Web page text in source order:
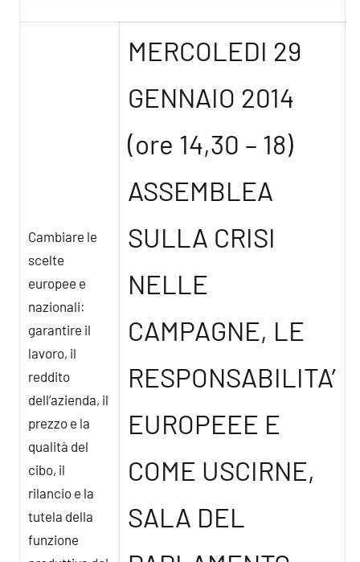
Cambiare le
scelte
europee e
nazionali:
garantire il
lavoro, il
reddito
dell’azienda, il
prezzo e la
qualità del
cibo, il
rilancio e la
tutela della
funzione
MERCOLEDI 29
GENNAIO 2014
(ore 14,30 – 18)
ASSEMBLEA
SULLA CRISI
NELLE
CAMPAGNE, LE
RESPONSABILITA’
EUROPEEE E
COME USCIRNE,
SALA DEL